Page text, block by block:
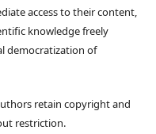
access to their content,
knowledge freely
democratization of
retain copyright and
restriction.